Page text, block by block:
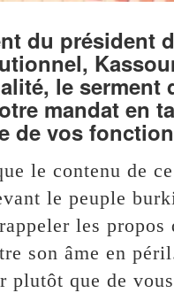
du président
le serment
mandat en
de vos
le contenu de
le peuple
les
son âme en
plutôt que de